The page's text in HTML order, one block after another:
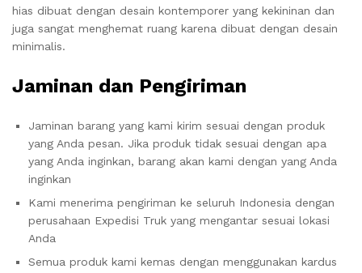
hias dibuat dengan desain kontemporer yang kekininan dan
juga sangat menghemat ruang karena dibuat dengan desain
minimalis.
Jaminan dan Pengiriman
Jaminan barang yang kami kirim sesuai dengan produk
yang Anda pesan. Jika produk tidak sesuai dengan apa
yang Anda inginkan, barang akan kami dengan yang Anda
inginkan
Kami menerima pengiriman ke seluruh Indonesia dengan
perusahaan Expedisi Truk yang mengantar sesuai lokasi
Anda
Semua produk kami kemas dengan menggunakan kardus